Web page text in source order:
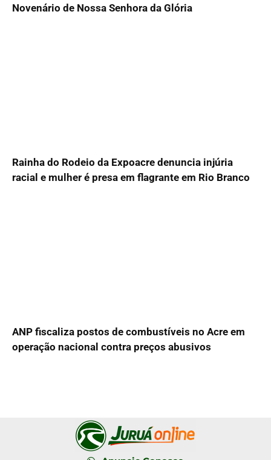
Novenário de Nossa Senhora da Glória
Rainha do Rodeio da Expoacre denuncia injúria
racial e mulher é presa em flagrante em Rio Branco
ANP fiscaliza postos de combustíveis no Acre em
operação nacional contra preços abusivos